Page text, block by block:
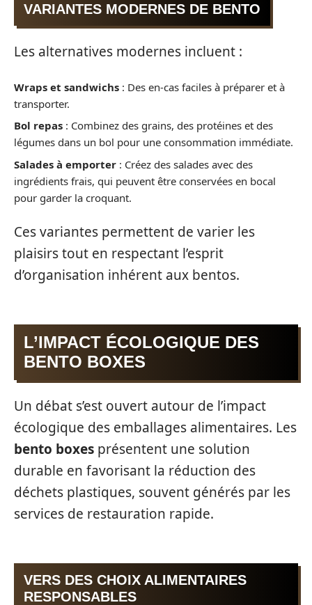
VARIANTES MODERNES DE BENTO
Les alternatives modernes incluent :
Wraps et sandwichs : Des en-cas faciles à préparer et à
transporter.
Bol repas : Combinez des grains, des protéines et des
légumes dans un bol pour une consommation immédiate.
Salades à emporter : Créez des salades avec des
ingrédients frais, qui peuvent être conservées en bocal
pour garder la croquant.
Ces variantes permettent de varier les
plaisirs tout en respectant l’esprit
d’organisation inhérent aux bentos.
L’IMPACT ÉCOLOGIQUE DES
BENTO BOXES
Un débat s’est ouvert autour de l’impact
écologique des emballages alimentaires. Les
bento boxes présentent une solution
durable en favorisant la réduction des
déchets plastiques, souvent générés par les
services de restauration rapide.
VERS DES CHOIX ALIMENTAIRES
RESPONSABLES